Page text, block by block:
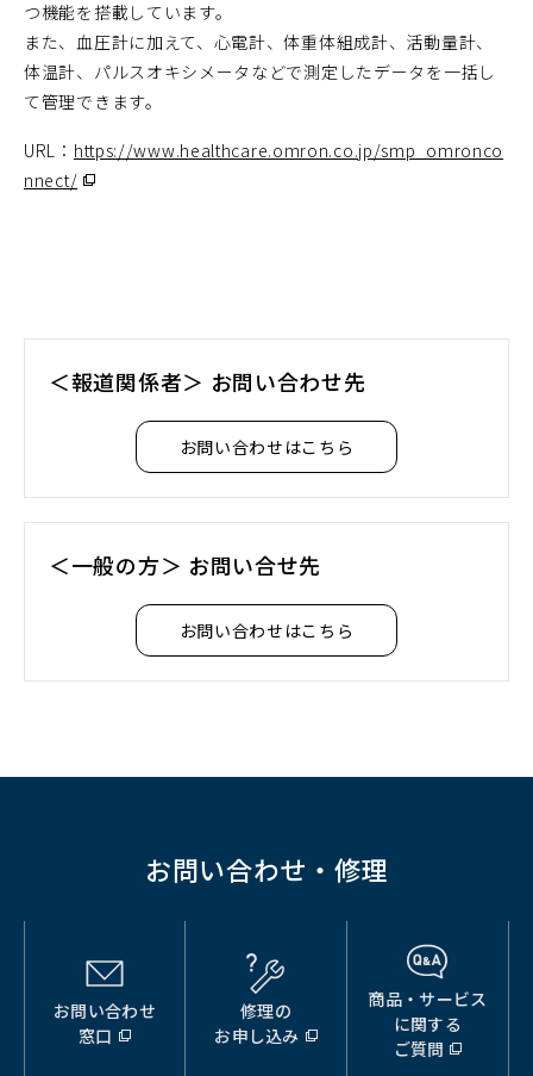
つ機能を搭載しています。
また、血圧計に加えて、心電計、体重体組成計、活動量計、
体温計、パルスオキシメータなどで測定したデータを一括し
て管理できます。
URL： https://www.healthcare.omron.co.jp/smp_omronco
nnect/ （別
開
＜報道関係者＞ お問い合わせ先
お問い合わせはこちら
＜一般の方＞ お問い合せ先
お問い合わせはこちら
お問い合わせ・修理
お問い合わせ
窓口
（別
ウ
修理の
お申し込み
（別
ウ
商品・サービス
に関する
ご質問
（別
ウ
ィ